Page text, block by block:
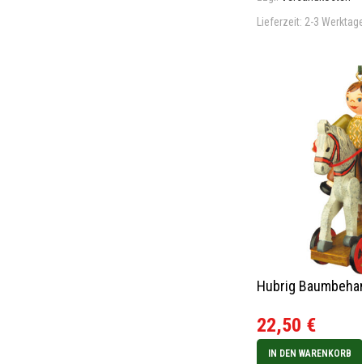
Lieferzeit: 2-3
Hubrig
22,50 €
IN DEN WARENKORB